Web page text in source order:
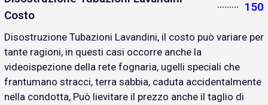
Costo
150
Disostruzione Tubazioni Lavandini, il costo può variare per
tante ragioni, in questi casi occorre anche la
videoispezione della rete fognaria, ugelli speciali che
frantumano stracci, terra sabbia, caduta accidentalmente
nella condotta, Può lievitare il prezzo anche il taglio di